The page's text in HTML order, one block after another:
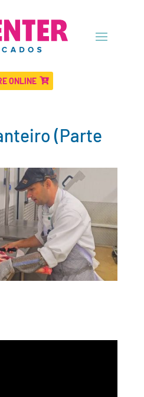
ONLINE
(Parte